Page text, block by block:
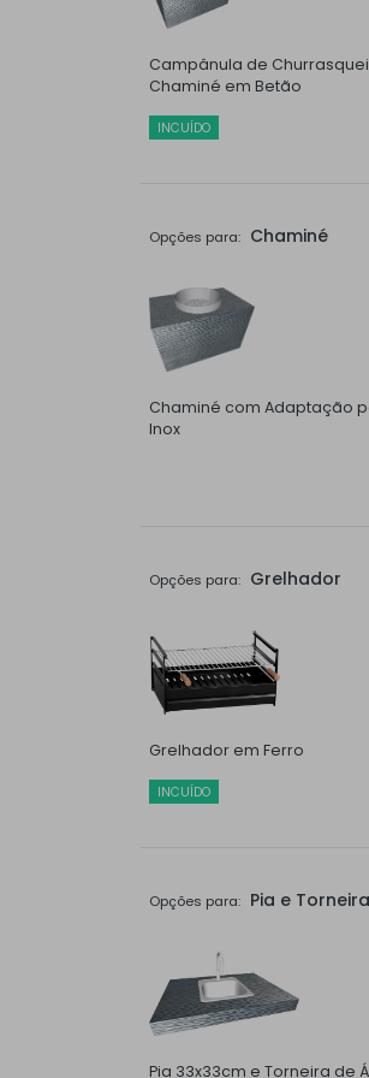
Campânula de
Chaminé em Betão
INCUÍDO
Opções para: Chaminé
Chaminé com Adaptação
Inox
Opções para: Grelhador
Grelhador em Ferro
INCUÍDO
Opções para: Pia e Torneira
Pia 33x33cm e Torneira de